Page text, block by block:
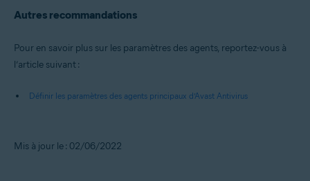
Autres recommandations
Pour en savoir plus sur les paramètres des agents, reportez-vous à
l’article suivant :
Définir les paramètres des agents principaux d’Avast Antivirus
Mis à jour le : 02/06/2022